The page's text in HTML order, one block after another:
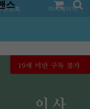
문조회 마이페이지
스